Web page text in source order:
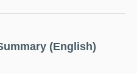
(English)